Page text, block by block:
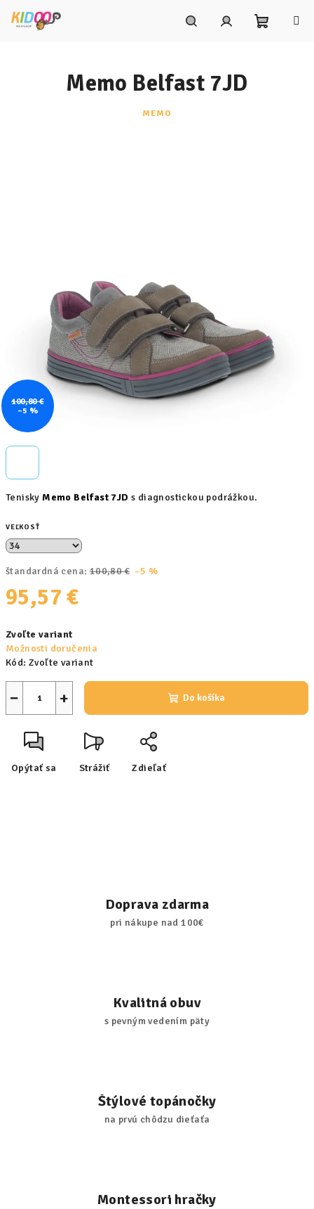
TeniskyMemo Belfast 7JD s diagnostickou podrážkou.
VEĽKOSŤ
štandardná cena: 100,80 € –5 %
95,57 €
cena:
Zvoľte variant
Možnosti doručenia
Kód: Zvoľte variant
+
− Do košíka
Opýtať sa Strážiť Zdieľať
Memo Belfast 7JD
MEMO
100,80 €
–5 %
Doprava zdarma
pri nákupe nad 100€
Kvalitná obuv
s pevným vedením päty
Štýlové topánočky
na prvú chôdzu dieťaťa
Montessori hračky